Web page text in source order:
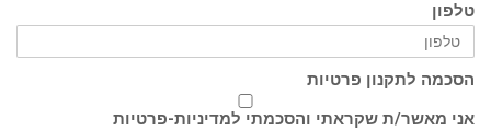
טלפון
הסכמה לתקנון פרטיות
אני מאשר/ת שקראתי והסכמתי למדיניות-פרטיות